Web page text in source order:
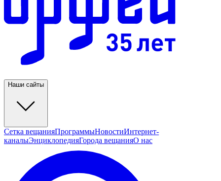
Наши сайты
Сетка вещанияПрограммыНовостиИнтернет-
каналыЭнциклопедияГорода вещанияО нас